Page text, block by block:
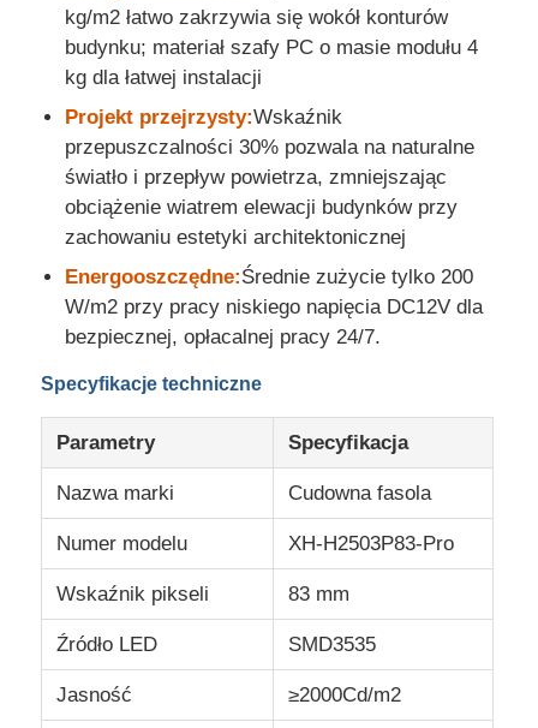
kg/m2 łatwo zakrzywia się wokół konturów
budynku; materiał szafy PC o masie modułu 4
kg dla łatwej instalacji
Projekt przejrzysty:Wskaźnik
przepuszczalności 30% pozwala na naturalne
światło i przepływ powietrza, zmniejszając
obciążenie wiatrem elewacji budynków przy
zachowaniu estetyki architektonicznej
Energooszczędne:Średnie zużycie tylko 200
W/m2 przy pracy niskiego napięcia DC12V dla
bezpiecznej, opłacalnej pracy 24/7.
Specyfikacje techniczne
Parametry Specyfikacja
Nazwa marki Cudowna fasola
Numer modelu XH-H2503P83-Pro
Wskaźnik pikseli 83 mm
Źródło LED SMD3535
Jasność ≥2000Cd/m2